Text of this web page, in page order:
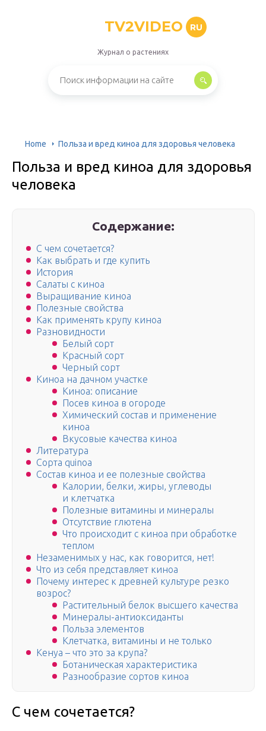
TV2VIDEO RU
Журнал о растениях
Home Польза и вред киноа для здоровья человека
Польза и вред киноа для здоровья
человека
Содержание:
С чем сочетается?
Как выбрать и где купить
История
Салаты с киноа
Выращивание киноа
Полезные свойства
Как применять крупу киноа
Разновидности
Белый сорт
Красный сорт
Черный сорт
Киноа на дачном участке
Киноа: описание
Посев киноа в огороде
Химический состав и применение
киноа
Вкусовые качества киноа
Литература
Сорта quinoa
Состав киноа и ее полезные свойства
Калории, белки, жиры, углеводы
и клетчатка
Полезные витамины и минералы
Отсутствие глютена
Что происходит с киноа при обработке
теплом
Незаменимых у нас, как говорится, нет!
Что из себя представляет киноа
Почему интерес к древней культуре резко
возрос?
Растительный белок высшего качества
Минералы-антиоксиданты
Польза элементов
Клетчатка, витамины и не только
Кенуа – что это за крупа?
Ботаническая характеристика
Разнообразие сортов киноа
С чем сочетается?